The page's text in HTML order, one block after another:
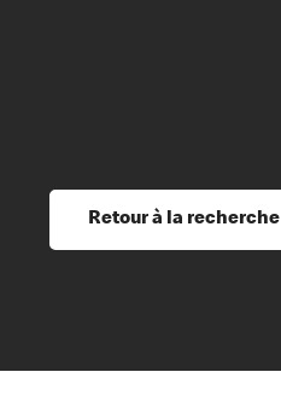
et perfectionnement
du savoirRetour à la recherche